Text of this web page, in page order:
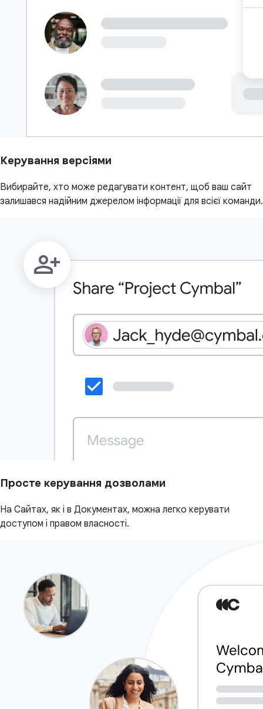
Керування версіями
Вибирайте, хто може редагувати контент, щоб ваш сайт
залишався надійним джерелом інформації для всієї команди.
Просте керування дозволами
На Сайтах, як і в Документах, можна легко керувати
доступом і правом власності.